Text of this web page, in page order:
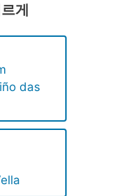
게
das